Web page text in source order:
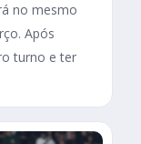
no mesmo
Após
turno e ter